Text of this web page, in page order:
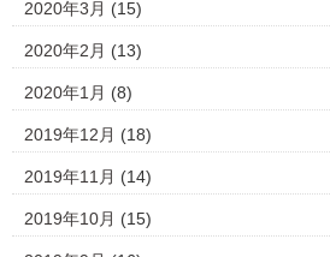
2020年3月 (15)
2020年2月 (13)
2020年1月 (8)
2019年12月 (18)
2019年11月 (14)
2019年10月 (15)